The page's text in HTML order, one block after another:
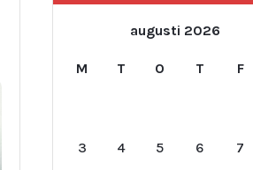
augusti 2026
M T O T F
3 4 5 6 7